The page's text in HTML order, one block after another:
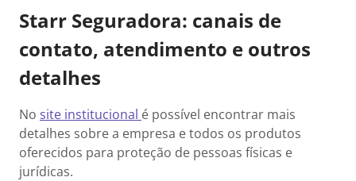
Starr Seguradora: canais de
contato, atendimento e outros
detalhes
No site institucional é possível encontrar mais
detalhes sobre a empresa e todos os produtos
oferecidos para proteção de pessoas físicas e
jurídicas.